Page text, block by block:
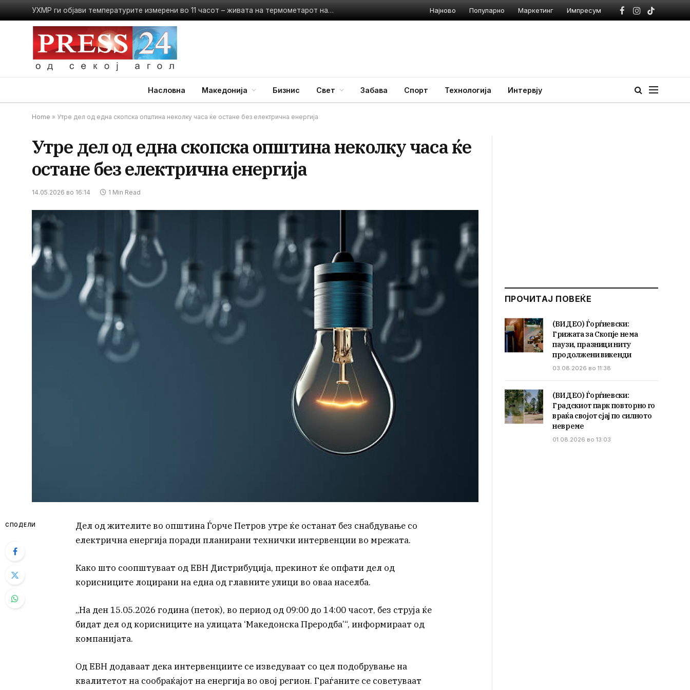
УХМР ги објави температурите измерени во 11 часот – живата на термометарот надмина 32 степени Најново Популарно Маркетинг Импресум
Facebook
Instagram
TikTok
Насловна Македонија Бизнис Свет Забава Спорт Технологија Интервју
Home » Утре дел од една скопска општина неколку часа ќе остане без електрична енергија
Утре дел од една скопска општина неколку часа ќе
остане без електрична енергија
14.05.2026 во 16:14 1 Min Read
СПОДЕЛИ
Дел од жителите во општина Ѓорче Петров утре ќе останат без снабдување со
електрична енергија поради планирани технички интервенции во мрежата.
Како што соопштуваат од ЕВН Дистрибуција, прекинот ќе опфати дел од
корисниците лоцирани на една од главните улици во оваа населба.
„На ден 15.05.2026 година (петок), во период од 09:00 до 14:00 часот, без струја ќе
бидат дел од корисниците на улицата ‘Македонска Преродба’“, информираат од
компанијата.
Од ЕВН додаваат дека интервенциите се изведуваат со цел подобрување на
квалитетот на сообраќајот на енергија во овој регион. Граѓаните се советуваат
ПРОЧИТАЈ ПОВЕЌЕ
(ВИДЕО) Ѓорѓиевски:
Грижата за Скопје нема
паузи, празници ниту
продолжени викенди
03.08.2026 во 11:38
(ВИДЕО) Ѓорѓиевски:
Градскиот парк повторно го
враќа својот сјај по силното
невреме
01.08.2026 во 13:03